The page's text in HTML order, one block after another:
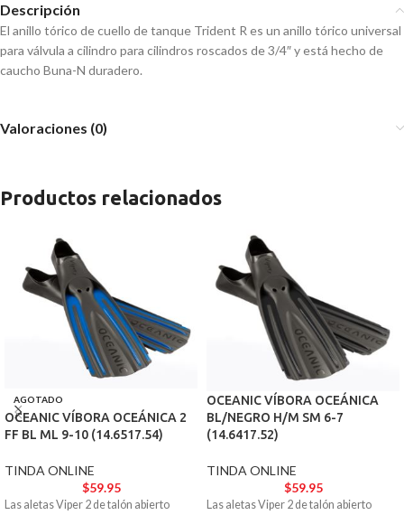
Descripción
El anillo tórico de cuello de tanque Trident R es un anillo tórico universal
para válvula a cilindro para cilindros roscados de 3/4″ y está hecho de
caucho Buna-N duradero.
Valoraciones (0)
Productos relacionados
AGOTADO
OCEANIC VÍBORA OCEÁNICA 2
FF BL ML 9-10 (14.6517.54)
TINDA ONLINE
$59.95
Las aletas Viper 2 de talón abierto
OCEANIC VÍBORA OCEÁNICA
BL/NEGRO H/M SM 6-7
(14.6417.52)
TINDA ONLINE
$59.95
Las aletas Viper 2 de talón abierto